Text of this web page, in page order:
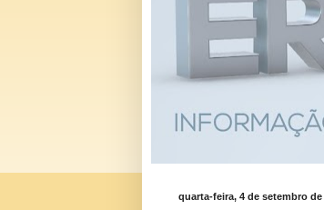
quarta-feira, 4 de setembro de